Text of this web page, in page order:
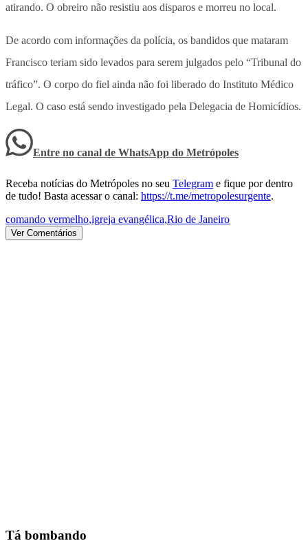
atirando. O obreiro não resistiu aos disparos e morreu no local.
De acordo com informações da polícia, os bandidos que mataram
Francisco teriam sido levados para serem julgados pelo “Tribunal do
tráfico”. O corpo do fiel ainda não foi liberado do Instituto Médico
Legal. O caso está sendo investigado pela Delegacia de Homicídios.
Entre no canal de WhatsApp do Metrópoles
Receba notícias do Metrópoles no seu Telegram e fique por dentro
de tudo! Basta acessar o canal: https://t.me/metropolesurgente.
comando vermelho,igreja evangélica,Rio de Janeiro
Ver Comentários
Tá bombando